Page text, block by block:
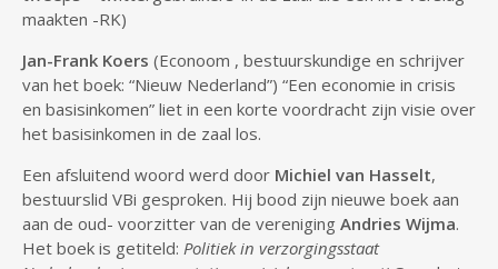
maakten -RK)
Jan-Frank Koers (Econoom , bestuurskundige en schrijver
van het boek: “Nieuw Nederland”) “Een economie in crisis
en basisinkomen” liet in een korte voordracht zijn visie over
het basisinkomen in de zaal los.
Een afsluitend woord werd door Michiel van Hasselt,
bestuurslid VBi gesproken. Hij bood zijn nieuwe boek aan
aan de oud- voorzitter van de vereniging Andries Wijma.
Het boek is getiteld: Politiek in verzorgingsstaat